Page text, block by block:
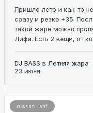
Пришло лето и как-то
сразу и резко +35.
такой жаре можно
Лифа. Есть 2 вещи, от
DJ BASS в Летняя жара
23 июня
nissan Leaf